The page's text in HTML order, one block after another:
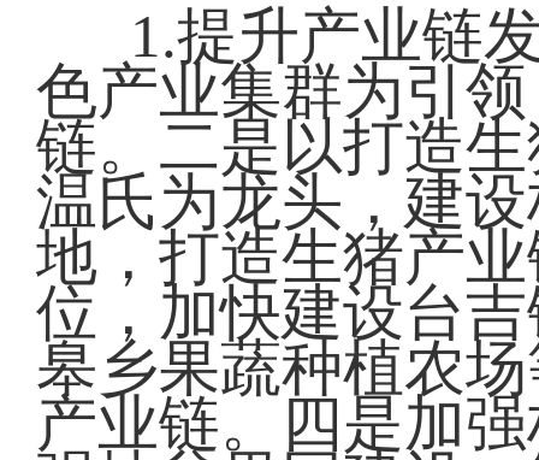
1.提升产业链
色产业集群为引
链。二是以打造
温氏为龙头，建
地，打造生猪产
位，加快建设台
皋乡果蔬种植农
产业链。四是加